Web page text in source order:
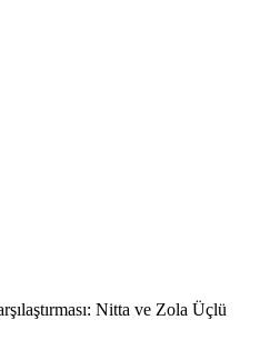
Nitta ve Zola Üçlü